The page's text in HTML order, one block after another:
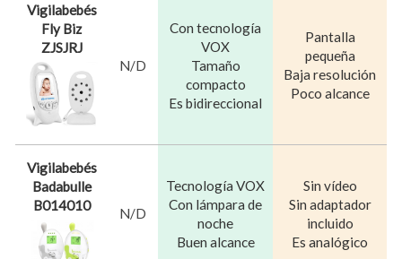
Vigilabebés
Fly Biz
ZJSJRJ
N/D
Con tecnología
VOX
Tamaño
compacto
Es bidireccional
Pantalla
pequeña
Baja resolución
Poco alcance
Vigilabebés
Badabulle
B014010
N/D
Tecnología VOX
Con lámpara de
noche
Buen alcance
Sin vídeo
Sin adaptador
incluido
Es analógico